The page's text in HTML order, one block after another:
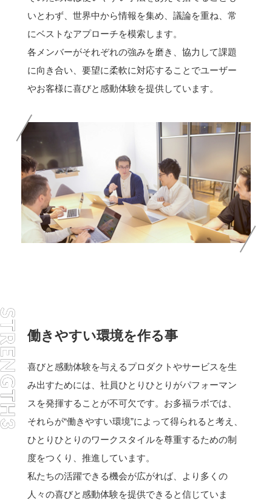
いとわず、世界中から情報を集め、議論を重ね、常
にベストなアプローチを模索します。
各メンバーがそれぞれの強みを磨き、協力して課題
に向き合い、要望に柔軟に対応することでユーザー
やお客様に喜びと感動体験を提供しています。
働きやすい環境を作る事
喜びと感動体験を与えるプロダクトやサービスを生
み出すためには、社員ひとりひとりがパフォーマン
スを発揮することが不可欠です。お多福ラボでは、
それらが“働きやすい環境”によって得られると考え、
ひとりひとりのワークスタイルを尊重するための制
度をつくり、推進しています。
私たちの活躍できる機会が広がれば、より多くの
人々の喜びと感動体験を提供できると信じていま